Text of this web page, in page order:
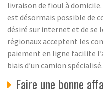
livraison de fioul à
est désormais possible de
désiré sur internet et de se
régionaux acceptent les
paiement en ligne facilite
biais d’un camion spécialisé.
Faire une bonne